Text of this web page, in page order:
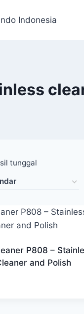
tunggal
P808 –
and Polish